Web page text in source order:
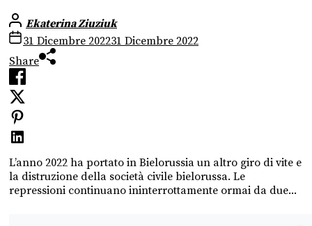
Ekaterina Ziuziuk
31 Dicembre 202231 Dicembre 2022
Share
L’anno 2022 ha portato in Bielorussia un altro giro di vite e
la distruzione della società civile bielorussa. Le
repressioni continuano ininterrottamente ormai da due...